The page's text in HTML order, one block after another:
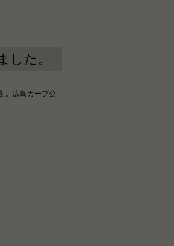
した。
。広島カープ公